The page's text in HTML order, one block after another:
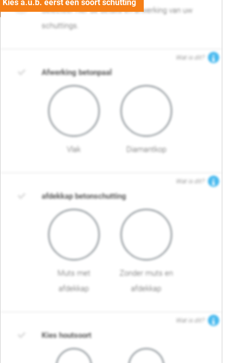
Selecteer hier de details en afwerking van uw
schuttings.
Wat is dit?
Afwerking betonpaal
Vlak Diamantkop
Wat is dit?
afdekkap betonschutting
Muts met
afdekkap
Zonder muts en
afdekkap
Wat is dit?
Kies houtsoort